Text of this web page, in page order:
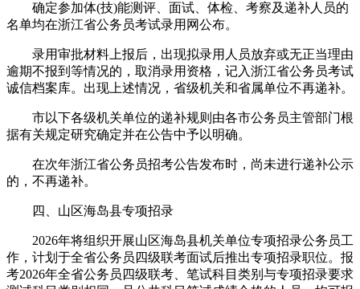
确定参加体(技)能测评、面试、体检、考察及递补人员的
名单均在浙江省公务员考试录用网公布。
录用审批材料上报后，出现拟录用人员放弃或无正当理由
逾期不报到等情况的，取消录用资格，记入浙江省公务员考试
诚信档案库。出现上述情况，省级机关和省属单位不再递补。
市以下各级机关单位的递补规则由各市公务员主管部门根
据有关规定研究确定并在公告中予以明确。
在次年浙江省公务员招考公告发布时，尚未进行递补公示
的，不再递补。
四、山区海岛县专项招录
2026年将组织开展山区海岛县机关单位专项招录公务员工
作，计划于全省公务员四级联考面试后推出专项招录职位。报
考2026年全省公务员四级联考、笔试科目类别与专项招录要求